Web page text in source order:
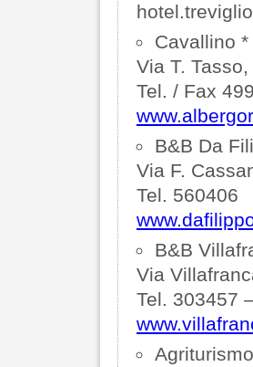
Cavallino *
Via T.
Tel. / Fax
B&B Da
Via F.
Tel. 560406
B&B
Via
Tel. 303457